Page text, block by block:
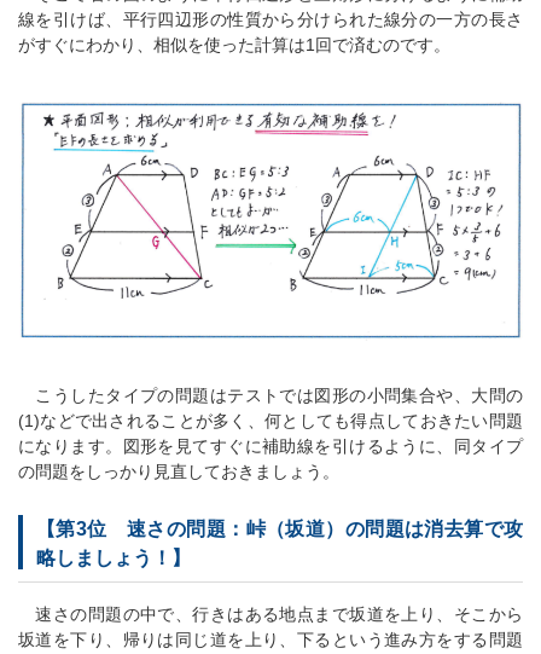
線を引けば、平行四辺形の性質から分けられた線分の一方の長さ
がすぐにわかり、相似を使った計算は1回で済むのです。
こうしたタイプの問題はテストでは図形の小問集合や、大問の
(1)などで出されることが多く、何としても得点しておきたい問題
になります。図形を見てすぐに補助線を引けるように、同タイプ
の問題をしっかり見直しておきましょう。
【第3位 速さの問題：峠（坂道）の問題は消去算で攻
略しましょう！】
速さの問題の中で、行きはある地点まで坂道を上り、そこから
坂道を下り、帰りは同じ道を上り、下るという進み方をする問題